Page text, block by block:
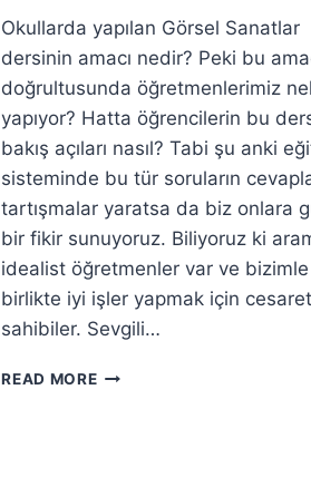
Okullarda yapılan Görsel Sanatlar
dersinin amacı nedir? Peki bu
doğrultusunda öğretmenlerimiz
yapıyor? Hatta öğrencilerin bu
bakış açıları nasıl? Tabi şu anki
sisteminde bu tür soruların
tartışmalar yaratsa da biz onlara
bir fikir sunuyoruz. Biliyoruz ki
idealist öğretmenler var ve bizimle
birlikte iyi işler yapmak için cesaret
sahibiler. Sevgili…
READ MOREAÇIKHAVA